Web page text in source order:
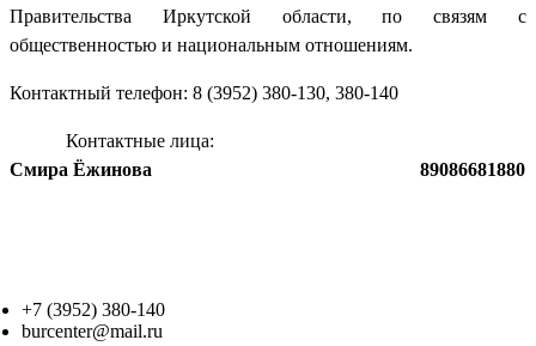
Правительства Иркутской области, по связям с
общественностью и национальным отношениям.
Контактный телефон: 8 (3952) 380-130, 380-140
Контактные лица:
Смира Ёжинова 89086681880
+7 (3952) 380-140
burcenter@mail.ru